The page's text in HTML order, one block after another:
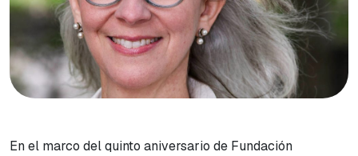
En el marco del quinto aniversario de Fundación